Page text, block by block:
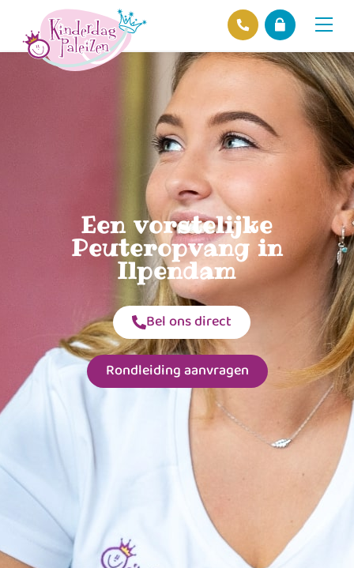
Een vorstelijke
Peuteropvang in
Ilpendam
Bel ons direct
Rondleiding aanvragen